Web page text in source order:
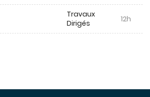
Travaux
Dirigés
12h